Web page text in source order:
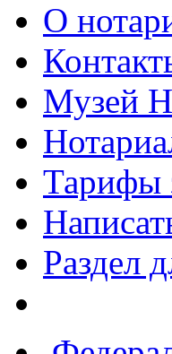
О
Музей
Тарифы
Раздел